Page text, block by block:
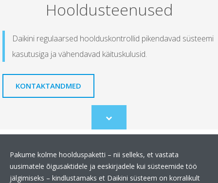
Hooldusteenused
Daikini regulaarsed hoolduskontrollid pikendavad süsteemi
kasutusiga ja vähendavad käituskulusid.
KONTAKTANDMED
Scroll
to
Pakume kolme hoolduspaketti – nii selleks, et vastata
uusimatele õigusaktidele ja eeskirjadele kui süsteemide töö
jälgimiseks – kindlustamaks et Daikini süsteem on korralikult